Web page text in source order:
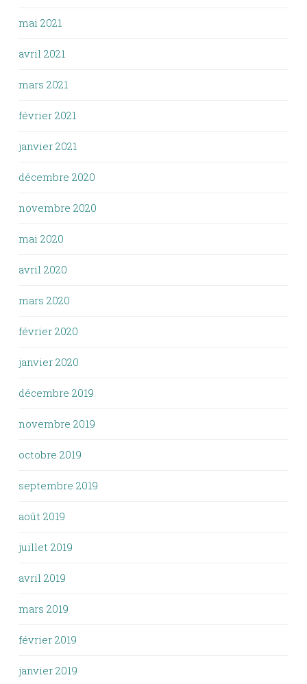
mai 2021
avril 2021
mars 2021
février 2021
janvier 2021
décembre 2020
novembre 2020
mai 2020
avril 2020
mars 2020
février 2020
janvier 2020
décembre 2019
novembre 2019
octobre 2019
septembre 2019
août 2019
juillet 2019
avril 2019
mars 2019
février 2019
janvier 2019